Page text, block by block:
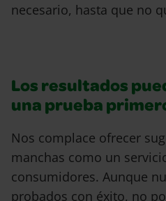
necesario, hasta que no
Los resultados
una prueba
Nos complace ofrecer
manchas como un
consumidores. Aunque
probados con éxito, no